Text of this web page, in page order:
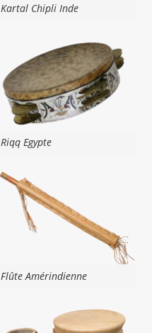
Kartal Chipli Inde
Riqq Egypte
Flûte Amérindienne